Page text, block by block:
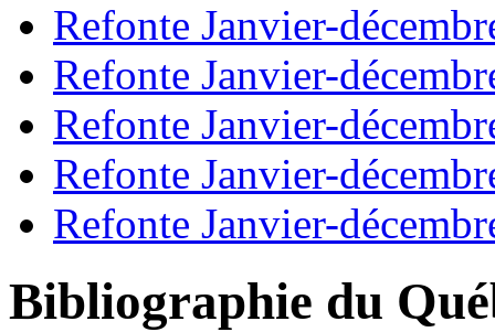
Refonte Janvier-
Refonte Janvier-
Refonte Janvier-
Refonte Janvier-
Refonte Janvier-
Bibliographie du